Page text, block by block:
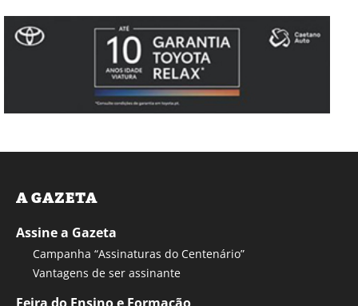
A GAZETA
Assine a Gazeta
Campanha “Assinaturas do Centenário”
Vantagens de ser assinante